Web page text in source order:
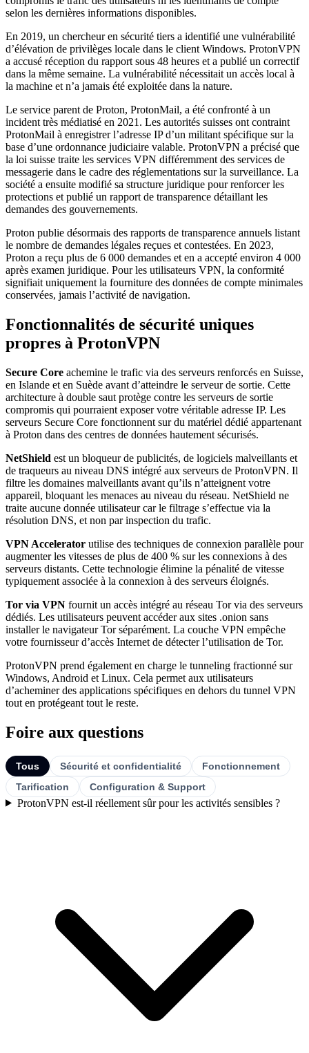
selon les dernières informations disponibles.
En 2019, un chercheur en sécurité tiers a identifié une vulnérabilité
d’élévation de privilèges locale dans le client Windows. ProtonVPN
a accusé réception du rapport sous 48 heures et a publié un correctif
dans la même semaine. La vulnérabilité nécessitait un accès local à
la machine et n’a jamais été exploitée dans la nature.
Le service parent de Proton, ProtonMail, a été confronté à un
incident très médiatisé en 2021. Les autorités suisses ont contraint
ProtonMail à enregistrer l’adresse IP d’un militant spécifique sur la
base d’une ordonnance judiciaire valable. ProtonVPN a précisé que
la loi suisse traite les services VPN différemment des services de
messagerie dans le cadre des réglementations sur la surveillance. La
société a ensuite modifié sa structure juridique pour renforcer les
protections et publié un rapport de transparence détaillant les
demandes des gouvernements.
Proton publie désormais des rapports de transparence annuels listant
le nombre de demandes légales reçues et contestées. En 2023,
Proton a reçu plus de 6 000 demandes et en a accepté environ 4 000
après examen juridique. Pour les utilisateurs VPN, la conformité
signifiait uniquement la fourniture des données de compte minimales
conservées, jamais l’activité de navigation.
Fonctionnalités de sécurité uniques
propres à ProtonVPN
Secure Core achemine le trafic via des serveurs renforcés en Suisse,
en Islande et en Suède avant d’atteindre le serveur de sortie. Cette
architecture à double saut protège contre les serveurs de sortie
compromis qui pourraient exposer votre véritable adresse IP. Les
serveurs Secure Core fonctionnent sur du matériel dédié appartenant
à Proton dans des centres de données hautement sécurisés.
NetShield est un bloqueur de publicités, de logiciels malveillants et
de traqueurs au niveau DNS intégré aux serveurs de ProtonVPN. Il
filtre les domaines malveillants avant qu’ils n’atteignent votre
appareil, bloquant les menaces au niveau du réseau. NetShield ne
traite aucune donnée utilisateur car le filtrage s’effectue via la
résolution DNS, et non par inspection du trafic.
VPN Accelerator utilise des techniques de connexion parallèle pour
augmenter les vitesses de plus de 400 % sur les connexions à des
serveurs distants. Cette technologie élimine la pénalité de vitesse
typiquement associée à la connexion à des serveurs éloignés.
Tor via VPN fournit un accès intégré au réseau Tor via des serveurs
dédiés. Les utilisateurs peuvent accéder aux sites .onion sans
installer le navigateur Tor séparément. La couche VPN empêche
votre fournisseur d’accès Internet de détecter l’utilisation de Tor.
ProtonVPN prend également en charge le tunneling fractionné sur
Windows, Android et Linux. Cela permet aux utilisateurs
d’acheminer des applications spécifiques en dehors du tunnel VPN
tout en protégeant tout le reste.
Foire aux questions
Tous Sécurité et confidentialité
Fonctionnement
Tarification
Configuration & Support
ProtonVPN est-il réellement sûr pour les activités sensibles ?